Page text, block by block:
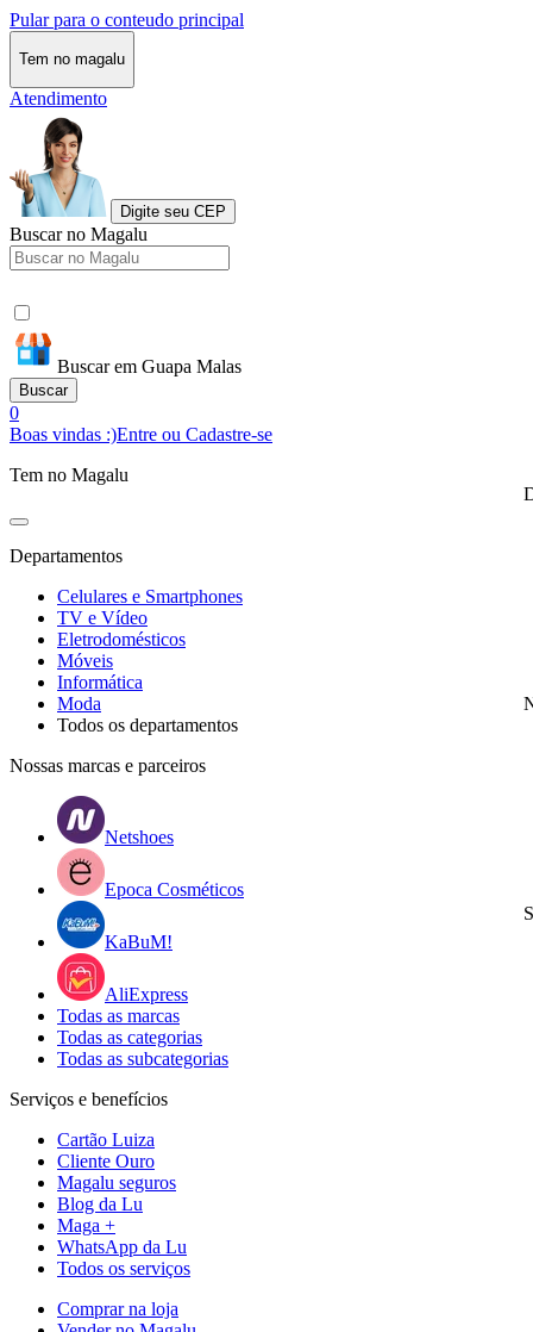
Pular para o conteudo principal
Tem no magalu
Atendimento
Digite seu CEP
Buscar no Magalu
Buscar em Guapa Malas
Buscar
0
Boas vindas :)Entre ou Cadastre-se
Tem no Magalu
Departamentos
Celulares e Smartphones
TV e Vídeo
Eletrodomésticos
Móveis
Informática
Moda
Todos os departamentos
Nossas marcas e parceiros
Netshoes
Epoca Cosméticos
KaBuM!
AliExpress
Todas as marcas
Todas as categorias
Todas as subcategorias
Serviços e benefícios
Cartão Luiza
Cliente Ouro
Magalu seguros
Blog da Lu
Maga +
WhatsApp da Lu
Todos os serviços
Comprar na loja